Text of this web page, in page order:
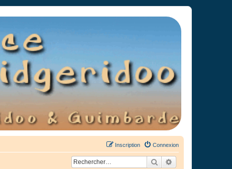
Connexion
Inscription
Rechercher